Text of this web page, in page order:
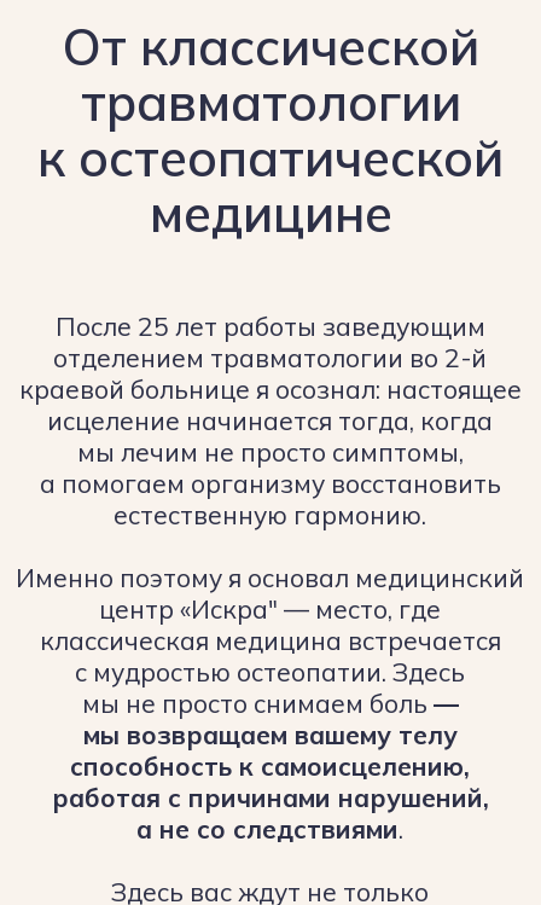
Рассматриваем человека, как единую
систему. Работаем не только с
физическим телом, но и с
эмоциональным состоянием - это
позволяет вылечить причину, а не
Комплексные решения для
физического и ментального
здоровья